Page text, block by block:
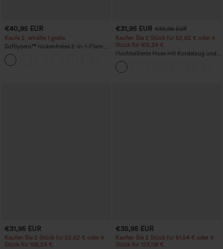
€40,95 EUR
Kaufe 2, erhalte 1 gratis
Softlyzero™ rückenfreies 2-in-1-Flare-
Trainingskleid – Wannabe – Easy Peezy
€31,95 EUR €35,95 EUR
Kaufen Sie 2 Stück für 52,62 € oder 4
Stück für 105,24 €.
Hochtaillierte Hose mit Kordelzug und
Taschen, weitem Bein, lässig und locker
in Leinenoptik
€31,95 EUR
Kaufen Sie 2 Stück für 52,62 € oder 4
Stück für 105,24 €.
€35,95 EUR
Kaufen Sie 2 Stück für 61,54 € oder 4
Stück für 123,08 €.